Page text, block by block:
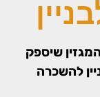
שיספק
להשכרה